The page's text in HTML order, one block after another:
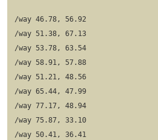
/way 46.78, 56.92
/way 51.38, 67.13
/way 53.78, 63.54
/way 58.91, 57.88
/way 51.21, 48.56
/way 65.44, 47.99
/way 77.17, 48.94
/way 75.87, 33.10
/way 50.41, 36.41